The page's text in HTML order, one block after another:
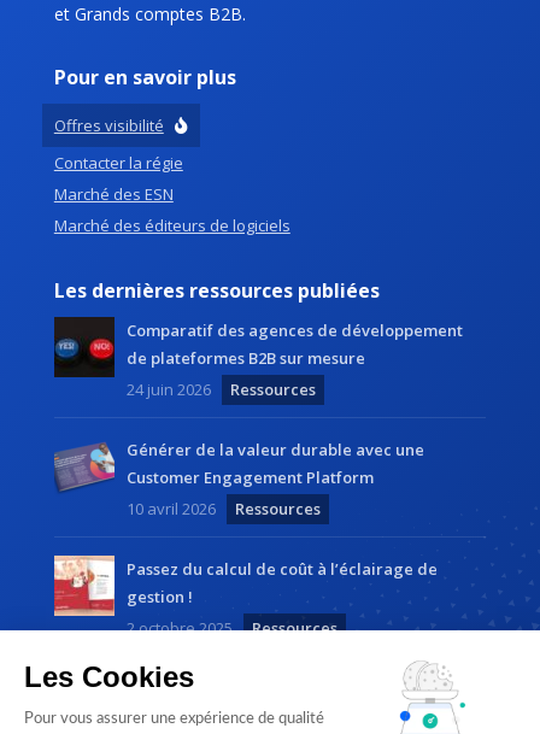
et Grands comptes B2B.
Pour en savoir plus
Offres visibilité
Contacter la régie
Marché des ESN
Marché des éditeurs de logiciels
Les dernières ressources publiées
Comparatif des agences de développement
de plateformes B2B sur mesure
24 juin 2026
Ressources
Générer de la valeur durable avec une
Customer Engagement Platform
10 avril 2026
Ressources
Passez du calcul de coût à l’éclairage de
gestion !
2 octobre 2025
Ressources
Les Cookies
Pour vous assurer une expérience de qualité